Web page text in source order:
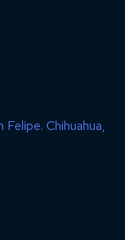
Chihuahua,